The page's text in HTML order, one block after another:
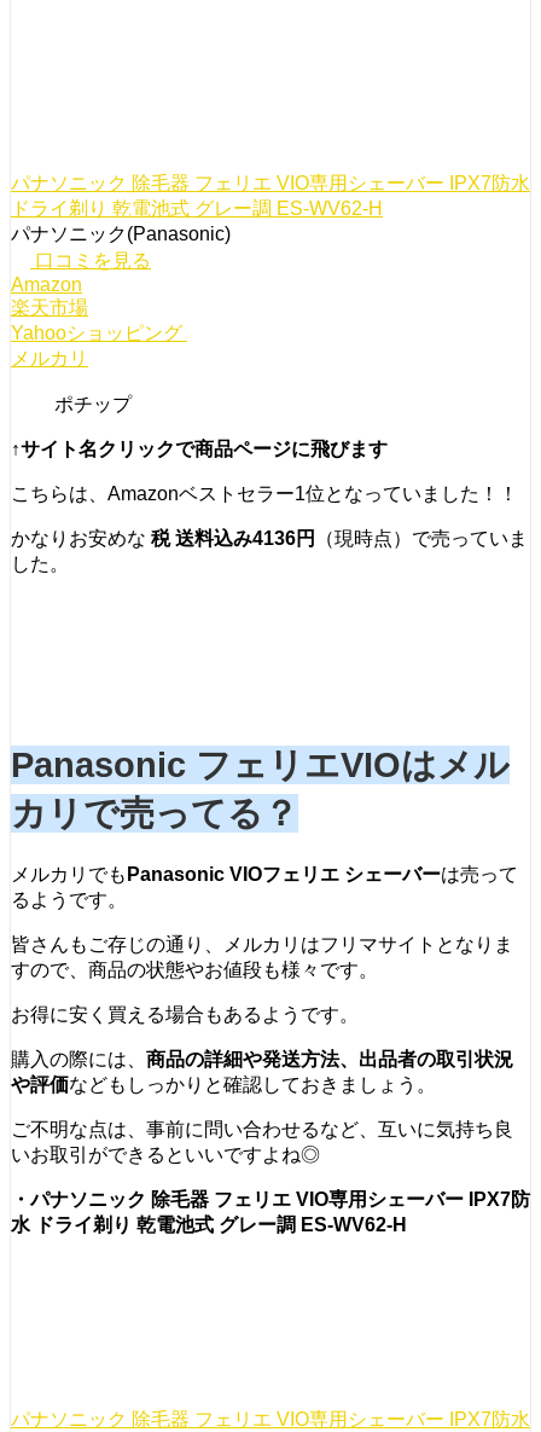
パナソニック 除毛器 フェリエ VIO専用シェーバー IPX7防水
ドライ剃り 乾電池式 グレー調 ES-WV62-H
パナソニック(Panasonic)
口コミを見る
Amazon
楽天市場
Yahooショッピング
メルカリ
ポチップ
↑サイト名クリックで商品ページに飛びます
こちらは、Amazonベストセラー1位となっていました！！
かなりお安めな 税 送料込み4136円
（現時点）で売っていま
した。
Panasonic フェリエVIOはメル
カリで売ってる？
メルカリでも Panasonic VIOフェリエ シェーバーは売って
るようです。
皆さんもご存じの通り、メルカリはフリマサイトとなりま
すので、商品の状態やお値段も様々です。
お得に安く買える場合もあるようです。
購入の際には、 商品の詳細や発送方法、出品者の取引状況
や評価などもしっかりと確認しておきましょう。
ご不明な点は、事前に問い合わせるなど、互いに気持ち良
いお取引ができるといいですよね◎
・パナソニック 除毛器 フェリエ VIO専用シェーバー IPX7防
水 ドライ剃り 乾電池式 グレー調 ES-WV62-H
パナソニック 除毛器 フェリエ VIO専用シェーバー IPX7防水